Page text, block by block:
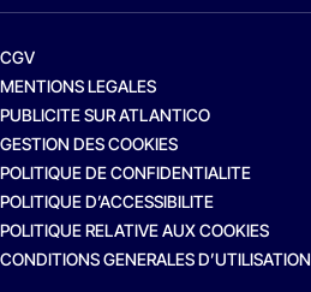
CGV
MENTIONS LEGALES
PUBLICITE SUR ATLANTICO
GESTION DES COOKIES
POLITIQUE DE CONFIDENTIALITE
POLITIQUE D’ACCESSIBILITE
POLITIQUE RELATIVE AUX COOKIES
CONDITIONS GENERALES D’UTILISATION